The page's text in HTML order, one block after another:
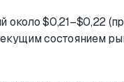
около $0,21–$0,22
состоянием